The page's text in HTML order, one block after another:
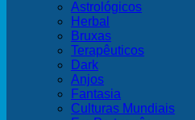
Astrológicos
Herbal
Bruxas
Terapêuticos
Dark
Anjos
Fantasia
Culturas Mundiais